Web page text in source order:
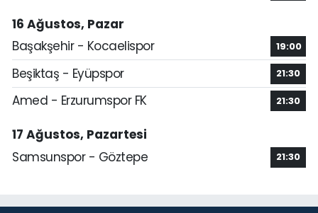
16 Ağustos, Pazar
Başakşehir - Kocaelispor
19:00
Beşiktaş - Eyüpspor 21:30
Amed - Erzurumspor FK 21:30
17 Ağustos, Pazartesi
Samsunspor - Göztepe
21:30